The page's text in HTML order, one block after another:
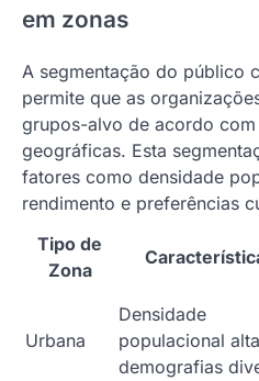
em zonas
A segmentação do público
permite que as
grupos-alvo de acordo
geográficas. Esta
fatores como densidade
rendimento e preferências
Tipo de
Zona
Urbana
Densidade
populacional
demografias